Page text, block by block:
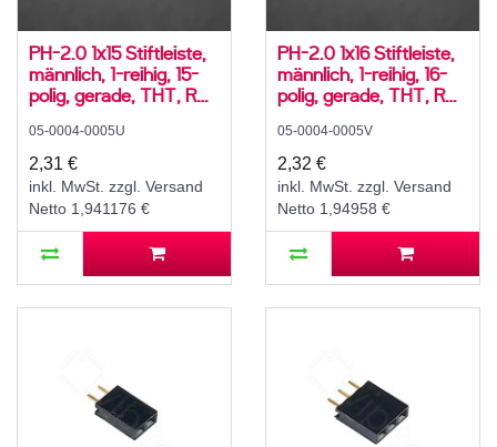
PH-2.0 1x15 Stiftleiste,
männlich, 1-reihig, 15-
polig, gerade, THT, RM
05-0004-0005U
2,31 €
inkl. MwSt. zzgl. Versand
Netto 1,941176 €
PH-2.0 1x16 Stiftleiste,
männlich, 1-reihig, 16-
polig, gerade, THT, RM
05-0004-0005V
2,32 €
inkl. MwSt. zzgl. Versand
Netto 1,94958 €